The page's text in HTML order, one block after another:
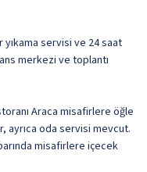
servisi ve 24 saat
merkezi ve toplantı
Araca misafirlere öğle
ayrıca oda servisi mevcut.
misafirlere içecek